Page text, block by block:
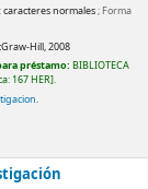
caracteres normales; Forma
Hill,2008
préstamo: BIBLIOTECA
167 HER .
.